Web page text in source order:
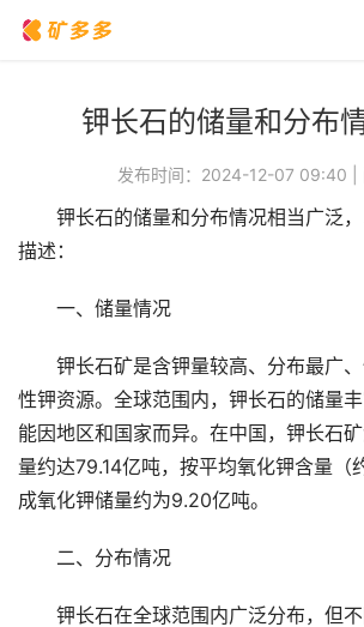
钾长石的储量和分布
发布时间：2024-12-07 09:40
钾长石的储量和分布情况相当广泛，
描述：
一、储量情况
钾长石矿是含钾量较高、分布最广、
性钾资源。全球范围内，钾长石的储量
能因地区和国家而异。在中国，钾长石
量约达79.14亿吨，按平均氧化钾含量（
成氧化钾储量约为9.20亿吨。
二、分布情况
钾长石在全球范围内广泛分布，但不